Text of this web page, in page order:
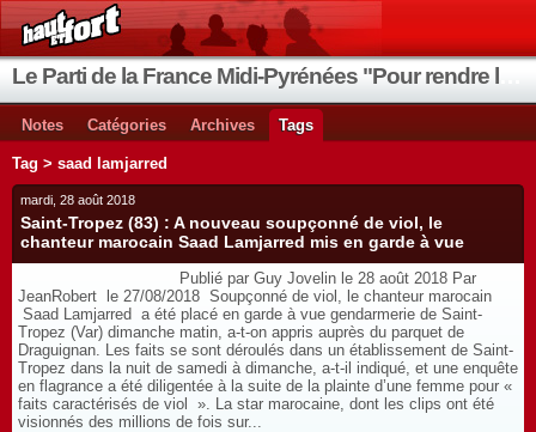
Notes Catégories Archives Tags
Tag > saad lamjarred
mardi, 28 août 2018
Saint-Tropez (83) : A nouveau soupçonné de viol, le
chanteur marocain Saad Lamjarred mis en garde à vue
Publié par Guy Jovelin le 28 août 2018 Par
JeanRobert le 27/08/2018 Soupçonné de viol, le chanteur marocain
Saad Lamjarred a été placé en garde à vue gendarmerie de Saint-
Tropez (Var) dimanche matin, a-t-on appris auprès du parquet de
Draguignan. Les faits se sont déroulés dans un établissement de Saint-
Tropez dans la nuit de samedi à dimanche, a-t-il indiqué, et une enquête
en flagrance a été diligentée à la suite de la plainte d’une femme pour «
faits caractérisés de viol ». La star marocaine, dont les clips ont été
visionnés des millions de fois sur...